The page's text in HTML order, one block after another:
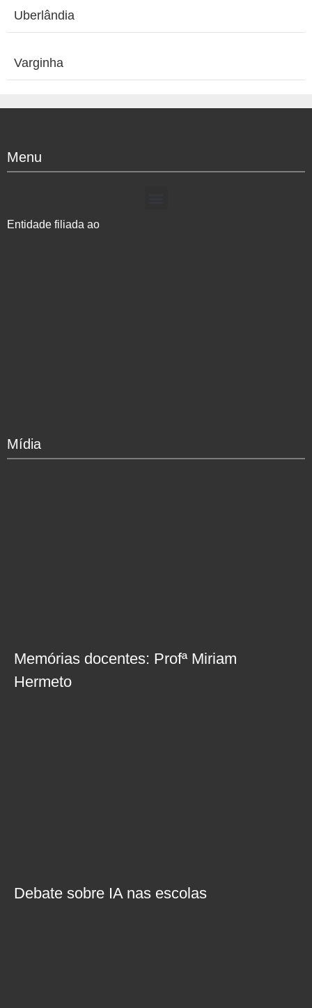
Uberlândia
Varginha
Menu
Entidade filiada ao
Mídia
Memórias docentes: Profª Miriam
Hermeto
Debate sobre IA nas escolas